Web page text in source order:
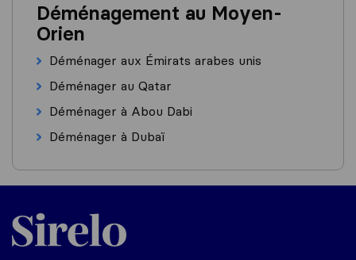
Déménagement au Moyen-
Orien
Déménager aux Émirats arabes unis
Déménager au Qatar
Déménager à Abou Dabi
Déménager à Dubaï